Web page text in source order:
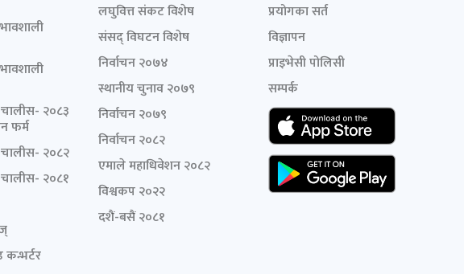
२०८३
फर्म
२०८२
२०८१
कन्भर्टर
लघुवित्त संकट विशेष
संसद् विघटन विशेष
निर्वाचन २०७४
स्थानीय चुनाव २०७९
निर्वाचन २०७९
निर्वाचन २०८२
एमाले महाधिवेशन २०८२
विश्वकप २०२२
दशैं-बसैं २०८१
प्रयोगका सर्त
विज्ञापन
प्राइभेसी पोलिसी
सम्पर्क